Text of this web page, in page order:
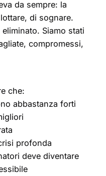
da sempre: la
di sognare.
Siamo stati
compromessi,
che:
abbastanza forti
profonda
deve diventare